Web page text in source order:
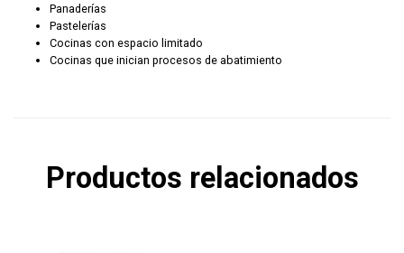
Panaderías
Pastelerías
Cocinas con espacio limitado
Cocinas que inician procesos de abatimiento
Productos relacionados